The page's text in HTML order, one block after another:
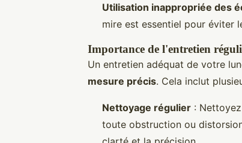
Utilisation inappropriée des
mire est essentiel pour éviter
Importance de l'entretien
Un entretien adéquat de votre
mesure précis. Cela inclut
Nettoyage régulier :
toute obstruction ou